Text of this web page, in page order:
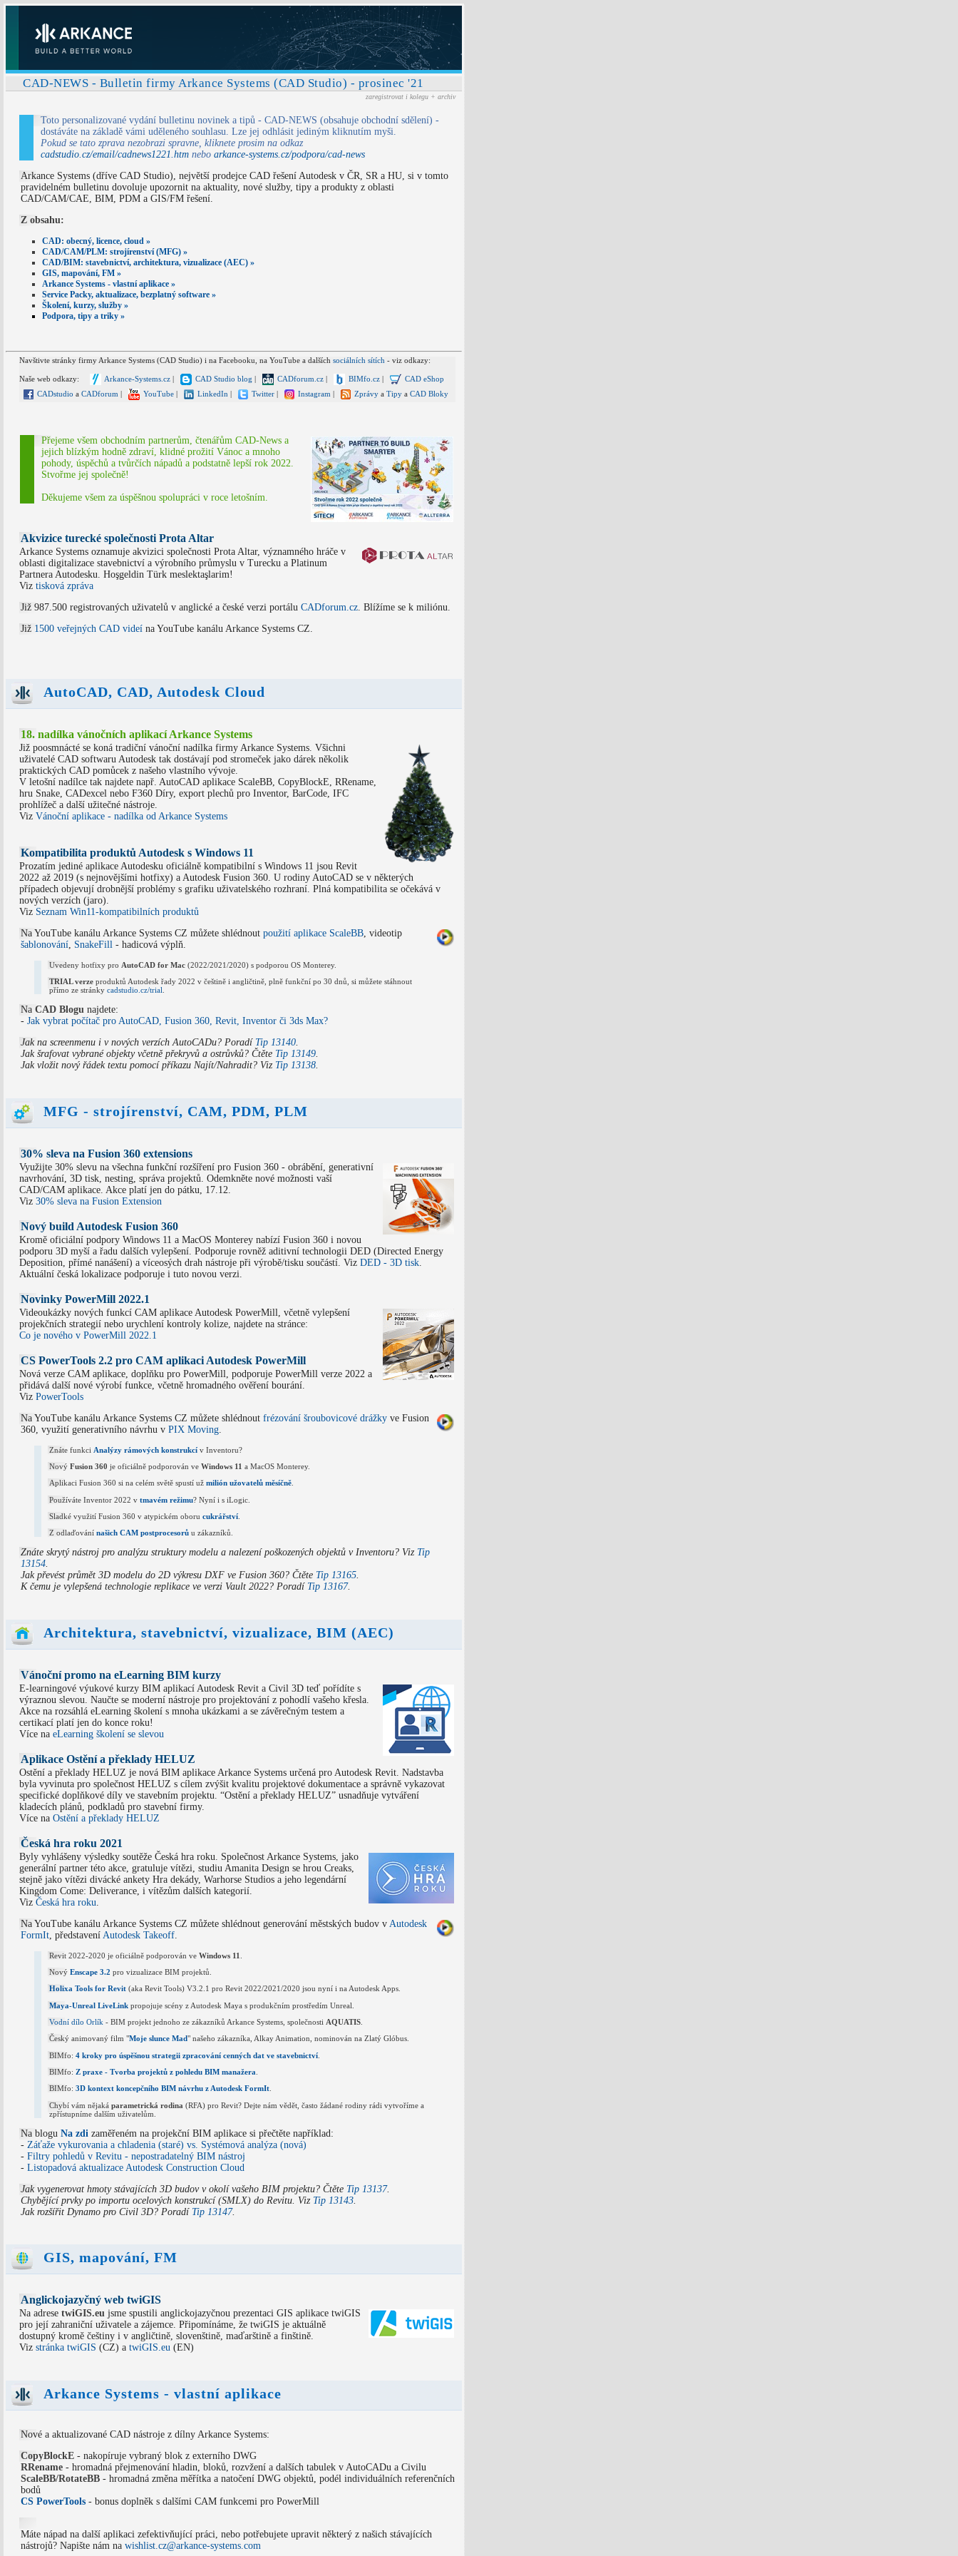
CAD-NEWS - Bulletin firmy Arkance Systems (CAD Studio) - prosinec '21
zaregistrovat i kolegu + archiv
Toto personalizované vydání bulletinu novinek a tipů - CAD-NEWS (obsahuje obchodní sdělení) -
dostáváte na základě vámi uděleného souhlasu. Lze jej odhlásit jediným kliknutím myši.
Pokud se tato zprava nezobrazi spravne, kliknete prosim na odkaz
cadstudio.cz/email/cadnews1221.htmnebo arkance-systems.cz/podpora/cad-news
Arkance Systems (dříve CAD Studio), největší prodejce CAD řešení Autodesk v ČR, SR a HU, si v tomto
pravidelném bulletinu dovoluje upozornit na aktuality, nové služby, tipy a produkty z oblasti
CAD/CAM/CAE, BIM, PDM a GIS/FM řešení.
Z obsahu:
CAD: obecný, licence, cloud »
CAD/CAM/PLM: strojírenství (MFG) »
CAD/BIM: stavebnictví, architektura, vizualizace (AEC) »
GIS, mapování, FM »
Arkance Systems - vlastní aplikace »
Service Packy, aktualizace, bezplatný software »
Školení, kurzy, služby »
Podpora, tipy a triky »
Navštivte stránky firmy Arkance Systems (CAD Studio) i na Facebooku, na YouTube a dalších sociálních sítích - viz odkazy:
Naše web odkazy: Arkance-Systems.cz| CAD Studio blog CADforum.cz| BIMfo.cz|
CAD eShop
CADstudio a CADforum YouTube| LinkedIn Twitter| Instagram Zprávya Tipya CAD Bloky
Přejeme všem obchodním partnerům, čtenářům CAD-News a
jejich blízkým hodně zdraví, klidné prožití Vánoc a mnoho
pohody, úspěchů a tvůrčích nápadů a podstatně lepší rok 2022.
Stvořme jej společně!
Děkujeme všem za úspěšnou spolupráci v roce letošním.
Akvizice turecké společnosti Prota Altar
Arkance Systems oznamuje akvizici společnosti Prota Altar, významného hráče v
oblasti digitalizace stavebnictví a výrobního průmyslu v Turecku a Platinum
Partnera Autodesku. Hoşgeldin Türk meslektaşlarim!
Viz tisková zpráva
Již 987.500 registrovaných uživatelů v anglické a české verzi portálu CADforum.cz. Blížíme se k miliónu.
Již 1500 veřejných CAD videína YouTube kanálu Arkance Systems CZ.
AutoCAD, CAD, Autodesk Cloud
18. nadílka vánočních aplikací Arkance Systems
Již poosmnácté se koná tradiční vánoční nadílka firmy Arkance Systems. Všichni
uživatelé CAD softwaru Autodesk tak dostávají pod stromeček jako dárek několik
praktických CAD pomůcek z našeho vlastního vývoje.
V letošní nadílce tak najdete např. AutoCAD aplikace ScaleBB, CopyBlockE, RRename,
hru Snake, CADexcel nebo F360 Díry, export plechů pro Inventor, BarCode, IFC
prohlížeč a další užitečné nástroje.
Viz Vánoční aplikace - nadílka od Arkance Systems
Kompatibilita produktů Autodesk s Windows 11
Prozatím jediné aplikace Autodesku oficiálně kompatibilní s Windows 11 jsou Revit
2022 až 2019 (s nejnovějšími hotfixy) a Autodesk Fusion 360. U rodiny AutoCAD se v některých
případech objevují drobnější problémy s grafiku uživatelského rozhraní. Plná kompatibilita se očekává v
nových verzích (jaro).
Viz Seznam Win11-kompatibilních produktů
Na YouTube kanálu Arkance Systems CZ můžete shlédnout použití aplikace ScaleBB, videotip
šablonování, SnakeFill- hadicová výplň.
Uvedeny hotfixy pro AutoCAD for Mac (2022/2021/2020) s podporou OS Monterey.
TRIAL verze produktů Autodesk řady 2022 v češtině i angličtině, plně funkční po 30 dnů, si můžete stáhnout
přímo ze stránkycadstudio.cz/trial
Na CAD Blogunajdete:
- Jak vybrat počítač pro AutoCAD, Fusion 360, Revit, Inventor či 3ds Max?
Jak na screenmenu i v nových verzích AutoCADu? Poradí Tip 13140.
Jak šrafovat vybrané objekty včetně překryvů a ostrůvků? Čtěte Tip 13149.
Jak vložit nový řádek textu pomocí příkazu Najít/Nahradit? Viz Tip 13138.
MFG - strojírenství, CAM, PDM, PLM
30% sleva na Fusion 360 extensions
Využijte 30% slevu na všechna funkční rozšíření pro Fusion 360 - obrábění, generativní
navrhování, 3D tisk, nesting, správa projektů. Odemkněte nové možnosti vaší
CAD/CAM aplikace. Akce platí jen do pátku, 17.12.
Viz 30% sleva na Fusion Extension
Nový build Autodesk Fusion 360
Kromě oficiální podpory Windows 11 a MacOS Monterey nabízí Fusion 360 i novou
podporu 3D myší a řadu dalších vylepšení. Podporuje rovněž aditivní technologii DED (Directed Energy
Deposition, přímé nanášení) a víceosých drah nástroje při výrobě/tisku součástí. Viz DED - 3D tisk.
Aktuální česká lokalizace podporuje i tuto novou verzi.
Novinky PowerMill 2022.1
Videoukázky nových funkcí CAM aplikace Autodesk PowerMill, včetně vylepšení
projekčních strategií nebo urychlení kontroly kolize, najdete na stránce:
Co je nového v PowerMill 2022.1
CS PowerTools 2.2 pro CAM aplikaci Autodesk PowerMill
Nová verze CAM aplikace, doplňku pro PowerMill, podporuje PowerMill verze 2022 a
přidává další nové výrobí funkce, včetně hromadného ověření bourání.
Viz PowerTools
Na YouTube kanálu Arkance Systems CZ můžete shlédnout frézování šroubovicové drážkyve Fusion
360, využití generativního návrhu v PIX Moving.
Znáte funkci Analýzy rámových konstrukcí v Inventoru?
NovýFusion 360 je oficiálně podporován veWindows 11 a MacOS Monterey.
Aplikaci Fusion 360 si na celém světě spustí užmilión užovatelů měsíčně
Používáte Inventor 2022 vtmavém režimu? Nyní i s iLogic.
Sladké využití Fusion 360 v atypickém oborucukrářství
Z odlaďovánínašich CAM postprocesorů u zákazníků.
Znáte skrytý nástroj pro analýzu struktury modelu a nalezení poškozených objektů v Inventoru? Viz Tip
13154.
Jak převést průmět 3D modelu do 2D výkresu DXF ve Fusion 360? Čtěte Tip 13165.
K čemu je vylepšená technologie replikace ve verzi Vault 2022? Poradí Tip 13167.
Architektura, stavebnictví, vizualizace, BIM (AEC)
Vánoční promo na eLearning BIM kurzy
E-learningové výukové kurzy BIM aplikací Autodesk Revit a Civil 3D teď pořídíte s
výraznou slevou. Naučte se moderní nástroje pro projektování z pohodlí vašeho křesla.
Akce na rozsáhlá eLearning školení s mnoha ukázkami a se závěrečným testem a
certikací platí jen do konce roku!
Více na eLearning školení se slevou
Aplikace Ostění a překlady HELUZ
Ostění a překlady HELUZ je nová BIM aplikace Arkance Systems určená pro Autodesk Revit. Nadstavba
byla vyvinuta pro společnost HELUZ s cílem zvýšit kvalitu projektové dokumentace a správně vykazovat
specifické doplňkové díly ve stavebním projektu. “Ostění a překlady HELUZ” usnadňuje vytváření
kladecích plánů, podkladů pro stavební firmy.
Více na Ostění a překlady HELUZ
Česká hra roku 2021
Byly vyhlášeny výsledky soutěže Česká hra roku. Společnost Arkance Systems, jako
generální partner této akce, gratuluje vítězi, studiu Amanita Design se hrou Creaks,
stejně jako vítězi divácké ankety Hra dekády, Warhorse Studios a jeho legendární
Kingdom Come: Deliverance, i vítězům dalších kategorií.
Viz Česká hra roku
Na YouTube kanálu Arkance Systems CZ můžete shlédnout generování městských budov v Autodesk
FormIt, představení Autodesk Takeoff.
Revit 2022-2020 je oficiálně podporován veWindows 11
NovýEnscape 3.2 pro vizualizace BIM projektů.
Holixa Tools for Revit (aka Revit Tools) V3.2.1 pro Revit 2022/2021/2020 jsou nyní i na Autodesk Apps.
Maya-Unreal LiveLink propojuje scény z Autodesk Maya s produkčním prostředím Unreal.
Vodní dílo Orlík - BIM projekt jednoho ze zákazníků Arkance Systems, společnosti AQUATIS
Český animovaný film "Moje slunce Mad" našeho zákazníka, Alkay Animation, nominován na Zlatý Glóbus.
BIMfo:4 kroky pro úspěšnou strategii zpracování cenných dat ve stavebnictví
BIMfo:Z praxe - Tvorba projektů z pohledu BIM manažera
BIMfo:3D kontext koncepčního BIM návrhu z Autodesk FormIt
Chybí vám nějakáparametrická rodina (RFA) pro Revit? Dejte nám vědět, často žádané rodiny rádi vytvoříme a
zpřístupníme dalším uživatelům.
Na blogu Na zdi zaměřeném na projekční BIM aplikace si přečtěte například:
- Záťaže vykurovania a chladenia (staré) vs. Systémová analýza (nová)
- Filtry pohledů v Revitu - nepostradatelný BIM nástroj
- Listopadová aktualizace Autodesk Construction Cloud
Jak vygenerovat hmoty stávajících 3D budov v okolí vašeho BIM projektu? Čtěte Tip 13137.
Chybějící prvky po importu ocelových konstrukcí (SMLX) do Revitu. Viz Tip 13143.
Jak rozšířit Dynamo pro Civil 3D? Poradí Tip 13147.
GIS, mapování, FM
Anglickojazyčný web twiGIS
Na adrese twiGIS.eujsme spustili anglickojazyčnou prezentaci GIS aplikace twiGIS
pro její zahraniční uživatele a zájemce. Připomínáme, že twiGIS je aktuálně
dostupný kromě češtiny i v angličtině, slovenštině, maďarštině a finštině.
Viz stránka twiGIS (CZ) a twiGIS.eu(EN)
Arkance Systems - vlastní aplikace
Nové a aktualizované CAD nástroje z dílny Arkance Systems:
CopyBlockE- nakopíruje vybraný blok z externího DWG
RRename- hromadná přejmenování hladin, bloků, rozvžení a dalších tabulek v AutoCADu a Civilu
ScaleBB/RotateBB- hromadná změna měřítka a natočení DWG objektů, podél individuálních referenčních
bodů
CS PowerTools- bonus doplněk s dalšími CAM funkcemi pro PowerMill
Máte nápad na další aplikaci zefektivňující práci, nebo potřebujete upravit některý z našich stávajících
nástrojů? Napište nám na wishlist.cz@arkance-systems.com